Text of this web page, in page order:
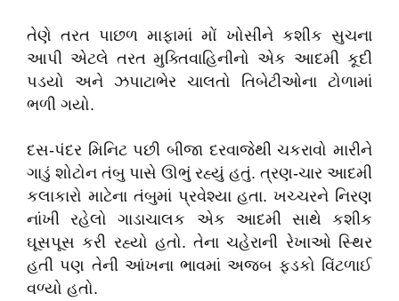
તેણે તરત પાછળ માફામાં મોં ખોસીને કશીક સુચના
આપી એટલે તરત મુક્તિવાહિનીનો એક આદમી કૂદી
પડયો અને ઝપાટાભેર ચાલતો તિબેટીઓના ટોળામાં
ભળી ગયો.
દસ-પંદર મિનિટ પછી બીજા દરવાજેથી ચકરાવો મારીને
ગાડું શોટોન તંબુ પાસે ઊભું રહ્યું હતું. ત્રણ-ચાર આદમી
કલાકારો માટેના તંબુમાં પ્રવેશ્યા હતા. ખચ્ચરને નિરણ
નાંખી રહેલો ગાડાચાલક એક આદમી સાથે કશીક
ઘૂસપૂસ કરી રહ્યો હતો. તેના ચહેરાની રેખાઓ સ્થિર
હતી પણ તેની આંખના ભાવમાં અજબ ફડકો વિંટળાઈ
વળ્યો હતો.